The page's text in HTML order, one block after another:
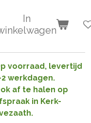
In
voorraad, levertijd
2 werkdagen.
af te halen op
in Kerk-